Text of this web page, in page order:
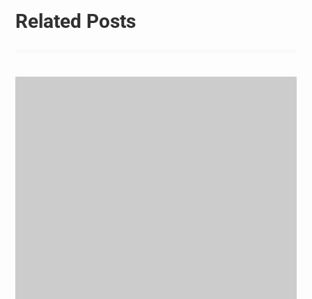
Related Posts